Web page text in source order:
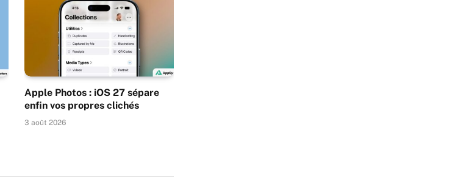
Apple Photos : iOS 27 sépare
enfin vos propres clichés
3 août 2026